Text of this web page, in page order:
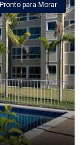
Pronto para Morar